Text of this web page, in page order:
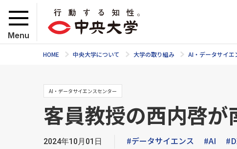
Menu
HOME 中央大学について 大学の取り組み AI・データサイエ
AI・データサイエンスセンター
客員教授の西内啓
2024年10月01日 #データサイエンス #AI